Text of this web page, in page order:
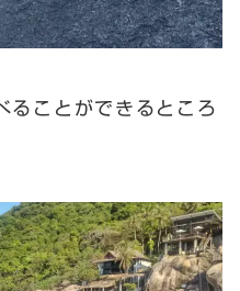
ることができるところ